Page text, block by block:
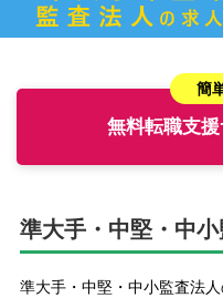
簡
無料転職支
準大手・中堅・中
準大手・中堅・中小監査法